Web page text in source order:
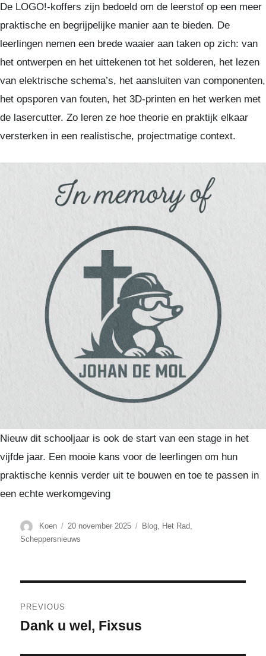
De LOGO!-koffers zijn bedoeld om de leerstof op een meer
praktische en begrijpelijke manier aan te bieden. De
leerlingen nemen een brede waaier aan taken op zich: van
het ontwerpen en het uittekenen tot het solderen, het lezen
van elektrische schema’s, het aansluiten van componenten,
het opsporen van fouten, het 3D-printen en het werken met
de lasercutter. Zo leren ze hoe theorie en praktijk elkaar
versterken in een realistische, projectmatige context.
Nieuw dit schooljaar is ook de start van een stage in het
vijfde jaar. Een mooie kans voor de leerlingen om hun
praktische kennis verder uit te bouwen en toe te passen in
een echte werkomgeving
Author
Koen
Posted
on
20 november 2025 Categories
Blog, Het Rad,
Scheppersnieuws
PREVIOUS
Previous
Dank u wel, Fixsus